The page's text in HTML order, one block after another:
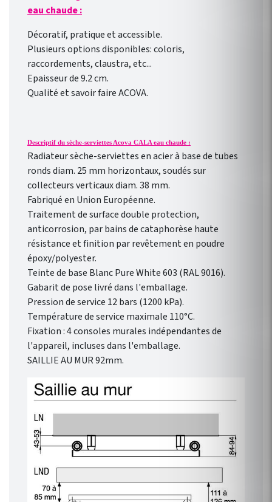
eau chaude :
Décoratif, pratique et accessible.
Plusieurs options disponibles: coloris,
raccordements, claustra, etc...
Epaisseur de 9.2 cm.
Qualité et savoir faire ACOVA.
Descriptif du sèche-serviettes Acova CALA eau chaude :
Radiateur sèche-serviettes en acier à base de tubes
ronds diam. 25 mm horizontaux, soudés sur
collecteurs verticaux diam. 38 mm.
Fabriqué en Union Européenne.
Traitement de surface double protection,
anticorrosion, par bains de cataphorèse haute
résistance et finition par revêtement en poudre
époxy/polyester.
Teinte de base Blanc Pure White 603 (RAL 9016).
Gabarit de pose livré dans l'emballage.
Pression de service 12 bars (1200 kPa).
Température de service maximale 110°C.
Fixation : 4 consoles murales indépendantes de
l'appareil, incluses dans l'emballage.
SAILLIE AU MUR 92mm.